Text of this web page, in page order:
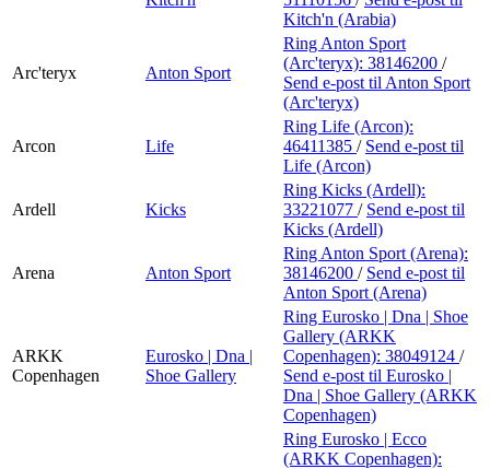
Kitch'n (Arabia)
Arc'teryx Anton Sport
Ring Anton Sport
(Arc'teryx): 38146200 /
Send e-post til Anton Sport
(Arc'teryx)
Arcon Life
Ring Life (Arcon):
46411385 / Send e-post til
Life (Arcon)
Ardell Kicks
Ring Kicks (Ardell):
33221077 / Send e-post til
Kicks (Ardell)
Arena Anton Sport
Ring Anton Sport (Arena):
38146200 / Send e-post til
Anton Sport (Arena)
ARKK
Copenhagen
Eurosko | Dna |
Shoe Gallery
Ring Eurosko | Dna | Shoe
Gallery (ARKK
Copenhagen): 38049124 /
Send e-post til Eurosko |
Dna | Shoe Gallery (ARKK
Copenhagen)
Ring Eurosko | Ecco
(ARKK Copenhagen):